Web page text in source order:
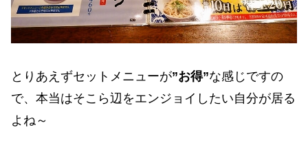
とりあえずセットメニューが”お得”な感じですの
で、本当はそこら辺をエンジョイしたい自分が居る
よね～